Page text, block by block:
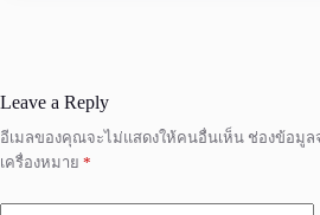
Leave a Reply
อีเมลของคุณจะไม่แสดงให้คนอื่นเห็น ช่องข้อมูล
เครื่องหมาย *